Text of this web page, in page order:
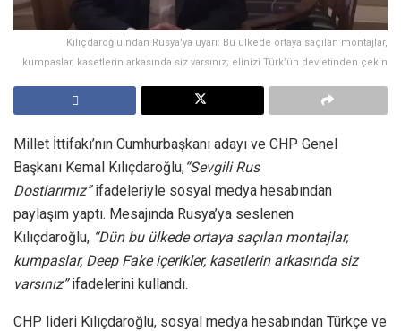
Kılıçdaroğlu'ndan Rusya'ya uyarı: Bu ülkede ortaya saçılan montajlar,
kumpaslar, kasetlerin arkasında siz varsınız; elinizi Türk’ün devletinden çekin
Millet İttifakı’nın Cumhurbaşkanı adayı ve CHP Genel
Başkanı Kemal Kılıçdaroğlu,“Sevgili Rus
Dostlarımız”ifadeleriyle sosyal medya hesabından
paylaşım yaptı. Mesajında Rusya’ya seslenen
Kılıçdaroğlu, “Dün bu ülkede ortaya saçılan montajlar,
kumpaslar, Deep Fake içerikler, kasetlerin arkasında siz
varsınız”ifadelerini kullandı.
CHP lideri Kılıçdaroğlu, sosyal medya hesabından Türkçe ve